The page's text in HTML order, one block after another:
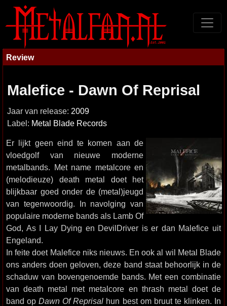
Review
Malefice - Dawn Of Reprisal
Jaar van release: 2009
Label: Metal Blade Records
Er lijkt geen eind te komen aan de
vloedgolf van nieuwe moderne
metalbands. Met name metalcore en
(melodieuze) death metal doet het
blijkbaar goed onder de (metal)jeugd
van tegenwoordig. In navolging van
populaire moderne bands als Lamb Of
God, As I Lay Dying en DevilDriver is er dan Malefice uit
Engeland.
In feite doet Malefice niks nieuws. En ook al wil Metal Blade
ons anders doen geloven, deze band staat behoorlijk in de
schaduw van bovengenoemde bands. Met een combinatie
van death metal met metalcore en thrash metal doet de
band opDawn Of Reprisal hun best om bruut te klinken. In